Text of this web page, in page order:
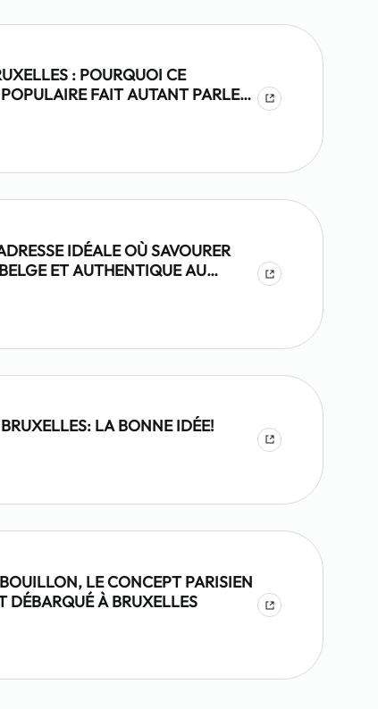
: POURQUOI CE
FAIT AUTANT PARLER
IDÉALE OÙ SAVOURER
ET AUTHENTIQUE AU
LA BONNE IDÉE!
LE CONCEPT PARISIEN
DÉBARQUÉ À BRUXELLES